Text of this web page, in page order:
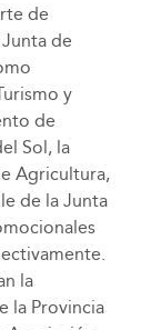
de
de
y
de
Sol, la
Agricultura,
de la Junta
la
la Provincia